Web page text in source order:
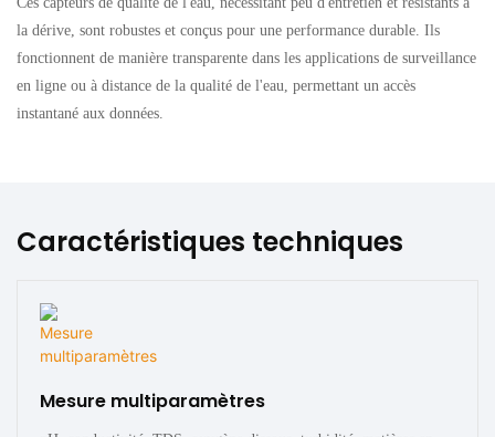
la dérive, sont robustes et conçus pour une performance durable. Ils
fonctionnent de manière transparente dans les applications de surveillance
en ligne ou à distance de la qualité de l'eau, permettant un accès
instantané aux données.
Caractéristiques techniques
Mesure multiparamètres